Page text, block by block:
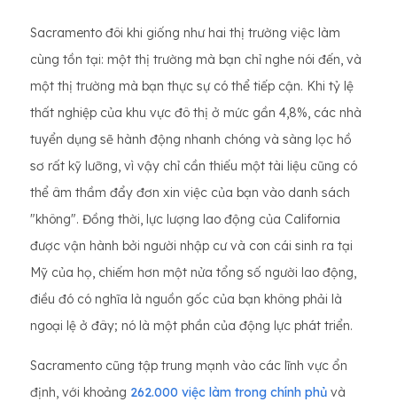
Sacramento đôi khi giống như hai thị trường việc làm
cùng tồn tại: một thị trường mà bạn chỉ nghe nói đến, và
một thị trường mà bạn thực sự có thể tiếp cận. Khi tỷ lệ
thất nghiệp của khu vực đô thị ở mức gần 4,8%, các nhà
tuyển dụng sẽ hành động nhanh chóng và sàng lọc hồ
sơ rất kỹ lưỡng, vì vậy chỉ cần thiếu một tài liệu cũng có
thể âm thầm đẩy đơn xin việc của bạn vào danh sách
"không". Đồng thời, lực lượng lao động của California
được vận hành bởi người nhập cư và con cái sinh ra tại
Mỹ của họ, chiếm hơn một nửa tổng số người lao động,
điều đó có nghĩa là nguồn gốc của bạn không phải là
ngoại lệ ở đây; nó là một phần của động lực phát triển.
Sacramento cũng tập trung mạnh vào các lĩnh vực ổn
định, với khoảng 262.000 việc làm trong chính phủ và